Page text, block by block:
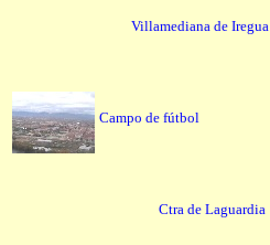
Villamediana de Iregua
Campo de fútbol
Ctra de Laguardia